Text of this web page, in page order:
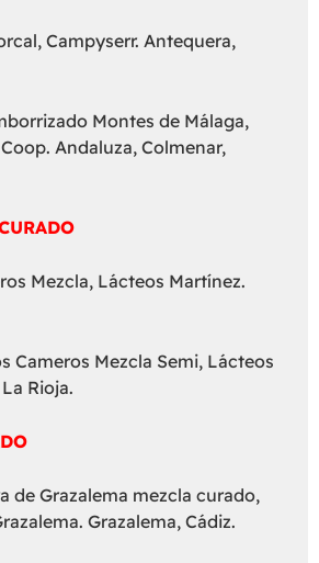
Campyserr. Antequera,
Montes de Málaga,
Andaluza, Colmenar,
Mezcla, Lácteos Martínez.
Cameros Mezcla Semi, Lácteos
Rioja.
de Grazalema mezcla curado,
Grazalema, Cádiz.